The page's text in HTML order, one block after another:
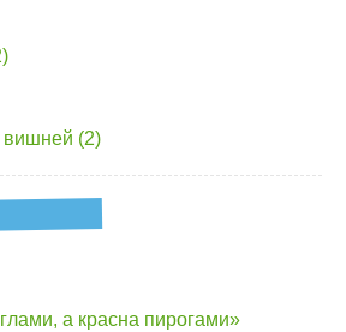
вишней (2)
а красна пирогами»